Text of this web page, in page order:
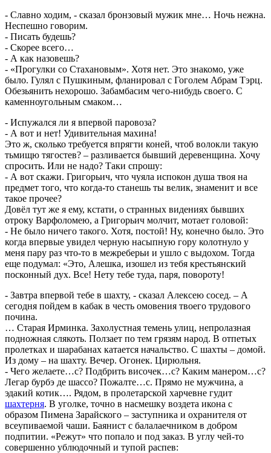
- Славно ходим, - сказал бронзовый мужик мне… Ночь нежна.
Неспешно говорим.
- Писать будешь?
- Скорее всего…
- А как назовешь?
- «Прогулки со Стахановым». Хотя нет. Это знакомо, уже
было. Гулял с Пушкиным, фланировал с Гоголем Абрам Тэрц.
Обезьянить нехорошо. Забамбасим чего-нибудь своего. С
каменноугольным смаком…
- Испужался ли я впервой паровоза?
- А вот и нет! Удивительная махина!
Это ж, сколько требуется впрягти коней, чтоб волокли такую
тьмищю тягостев? – разливается бывший деревенщина. Хочу
спросить. Или не надо? Таки спрошу:
- А вот скажи. Григорьич, что чуяла испокон душа твоя на
предмет того, что когда-то станешь ты велик, знаменит и все
такое прочее?
Довёл тут же я ему, кстати, о странных видениях бывших
отроку Варфоломею, а Григорьич молчит, мотает головой:
- Не было ничего такого. Хотя, постой! Ну, конечно было. Это
когда впервые увидел черную насыпную гору колотнуло у
меня пару раз что-то в межреберьи и ушло с выдохом. Тогда
еще подумал: «Это, Алешка, изошел из тебя крестьянский
посконный дух. Все! Нету тебе туда, паря, повороту!
- Завтра впервой тебе в шахту, - сказал Алексею сосед. – А
сегодня пойдем в кабак в честь омовения твоего трудового
почина.
… Старая Ирминка. Захолустная темень улиц, непролазная
подножная слякоть. Ползает по тем грязям народ. В отпетых
пролетках и шарабанах катается начальство. С шахты – домой.
Из дому – на шахту. Вечер. Огонек. Цирюльня.
- Чего желаете…с? Подбрить височек…с? Каким манером…с?
Легар бурбэ де шассо? Пожалте…с. Прямо не мужчина, а
эдакий котик…. Рядом, в пролетарской харчевне гудит
шахтерня. В уголке, точно в насмешку воздета икона с
образом Пимена Зарайского – заступника и охранителя от
всеупиваемой чаши. Баянист с балалаечником в добром
подпитии. «Режут» что попало и под заказ. В углу чей-то
совершенно ублюдочный и тупой распев: